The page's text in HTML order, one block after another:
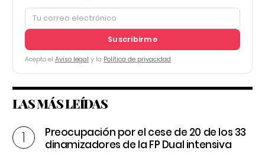
Suscribirme
Acepto el Aviso legal y la Política de privacidad
LAS MÁS LEÍDAS
Preocupación por el cese de 20 de los 33
dinamizadores de la FP Dual intensiva